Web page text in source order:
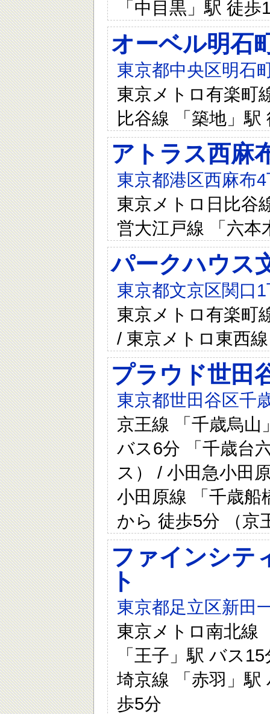
「中目黒」駅 徒
オーベル明石
東京都中央区明石
東京メトロ有楽町
比谷線 「築地」駅
アトラス西麻
東京都港区西麻布
東京メトロ日比谷
営大江戸線 「六本
パークハウス
東京都文京区関口
東京メトロ有楽町
/ 東京メトロ東西
プラウド世田
東京都世田谷区千
京王線 「千歳烏山
バス6分 「千歳台
ス） / 小田急小田
小田原線 「千歳船
から 徒歩5分 （京
ファインシテ
ト
東京都足立区新田
東京メトロ南北線
「王子」駅 バス
埼京線 「赤羽」駅
歩5分